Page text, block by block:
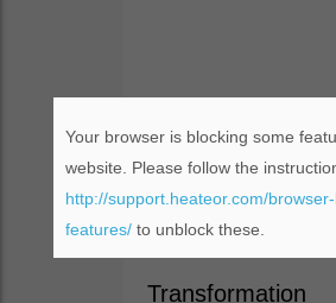
3
Transformation
Your browser is blocking some
website. Please follow the
http://support.heateor.com/
features/to unblock these.